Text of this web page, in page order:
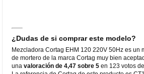
¿Dudas de si comprar este modelo?
Mezcladora Cortag EHM 120 220V 50Hz es un
de mortero de la marca Cortag muy bien
unavaloración de 4,47 sobre 5 en 123 votos